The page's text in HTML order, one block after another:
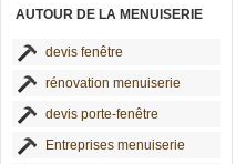
AUTOUR DE LA MENUISERIE
devis fenêtre
rénovation menuiserie
devis porte-fenêtre
Entreprises menuiserie